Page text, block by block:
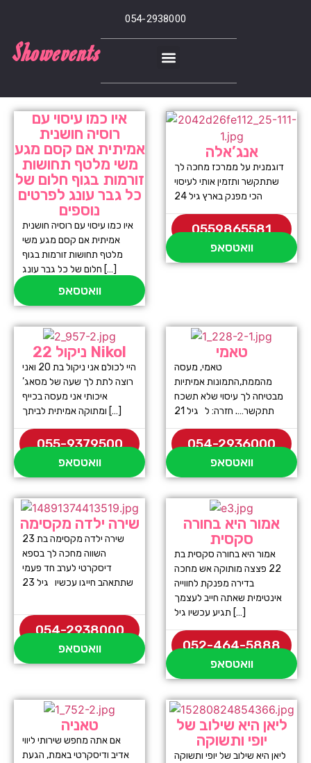
054-2938000
Showevents
איו כמו עיסוי עם
רוסיה חושנית
אמיתית אם קסם מגע
משי מלטף תחושות
זורמות בגוף חלום של
כל גבר עונג לפרטים
נוספים
איו כמו עיסוי עם רוסיה חושנית
אמיתית אם קסם מגע משי
מלטף תחושות זורמות בגוף
חלום של כל גבר עונג […]
וואטסאפ
אנג’אלה
דוגמנית על ממרכז מחכה לך
שתתקשר ותזמין אותי לעיסוי
הכי מפנק בארץ גיל 24
0559865581
וואטסאפ
ניקול 22 Nikol
היי לכולם אני ניקול בת 20 ואני
רוצה לתת לך שעה של מסאג’
איכותי אני מעסה בכייף
ומתוקה אמיתית לביתך […]
055-9379500
וואטסאפ
טאמי
טאמי, מעסה
מהממת,התמונות אמיתיות
מבטיחה לך עיסוי שלא תשכח
054-2936000
וואטסאפ
שירה ילדה מקסימה
שירה ילדה מקסימה בת 23
השווה מחכה לך בספא
דיסקרטי לערב חד פעמי
שתתאהב חייגו עכשיו גיל 23
054-2938000
וואטסאפ
אמור היא בחורה
סקסית
אמור היא בחורה סקסית בת
22 פצצה מותוקה אש מחכה
בדירה מפנקת לחווייה
אינטימית שאתה חייב לעצמך
תגיע עכשיו גיל […]
052-464-5888
וואטסאפ
טאניה
אם אתה מחפש שירותי ליווי
אדיב ודיסקרטי באמת, הגעת
ליאן היא שילוב של
יופי ותשוקה
ליאן היא שילוב של יופי ותשוקה